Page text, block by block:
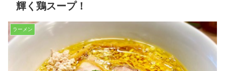
輝く鶏スープ！
ラーメン